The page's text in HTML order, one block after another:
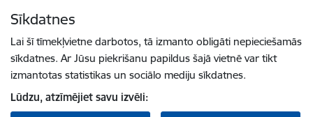
Sīkdatnes
Lai šī tīmekļvietne darbotos, tā izmanto obligāti nepieciešamās
sīkdatnes. Ar Jūsu piekrišanu papildus šajā vietnē var tikt
izmantotas statistikas un sociālo mediju sīkdatnes.
Lūdzu, atzīmējiet savu izvēli: